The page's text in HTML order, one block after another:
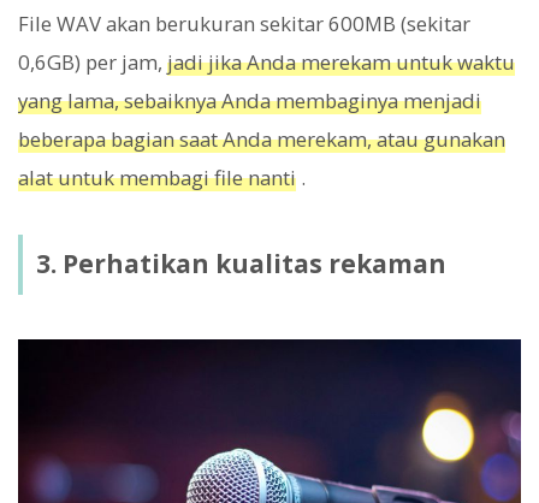
File WAV akan berukuran sekitar 600MB (sekitar
0,6GB) per jam, jadi jika Anda merekam untuk waktu
yang lama, sebaiknya Anda membaginya menjadi
beberapa bagian saat Anda merekam, atau gunakan
alat untuk membagi file nanti .
3. Perhatikan kualitas rekaman